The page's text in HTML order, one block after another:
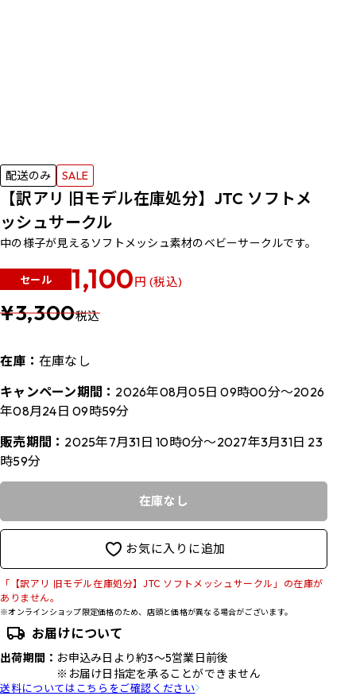
配送のみ SALE
【訳アリ 旧モデル在庫処分】JTC ソフトメ
ッシュサークル
中の様子が見えるソフトメッシュ素材のベビーサークルです。
セール 1,100円 (税込)
¥3,300税込
在庫： 在庫なし
キャンペーン期間： 2026年08月05日 09時00分～2026
年08月24日 09時59分
販売期間： 2025年7月31日 10時0分～2027年3月31日 23
時59分
在庫なし
お気に入りに追加
「【訳アリ 旧モデル在庫処分】JTC ソフトメッシュサークル」の在庫が
ありません。
※オンラインショップ限定価格のため、店頭と価格が異なる場合がございます。
お届けについて
出荷期間： お申込み日より約3～5営業日前後
※お届け日指定を承ることができません
送料についてはこちらをご確認ください